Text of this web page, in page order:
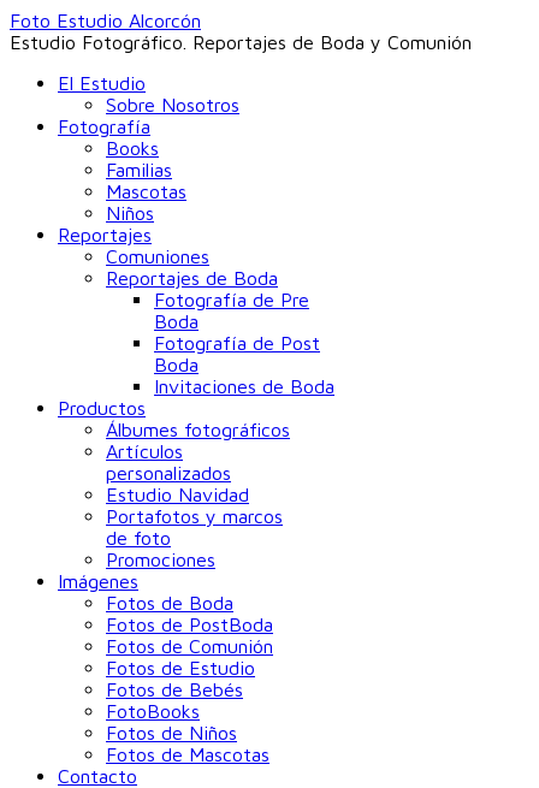
Foto Estudio Alcorcón
Estudio Fotográfico. Reportajes de Boda y Comunión
El Estudio
Sobre Nosotros
Fotografía
Books
Familias
Mascotas
Niños
Reportajes
Comuniones
Reportajes de Boda
Fotografía de Pre
Boda
Fotografía de Post
Boda
Invitaciones de Boda
Productos
Álbumes fotográficos
Artículos
personalizados
Estudio Navidad
Portafotos y marcos
de foto
Promociones
Imágenes
Fotos de Boda
Fotos de PostBoda
Fotos de Comunión
Fotos de Estudio
Fotos de Bebés
FotoBooks
Fotos de Niños
Fotos de Mascotas
Contacto